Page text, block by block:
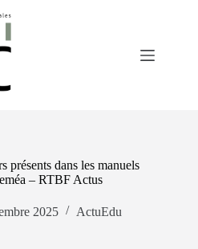
présents dans les manuels
– RTBF Actus
2025 ActuEdu